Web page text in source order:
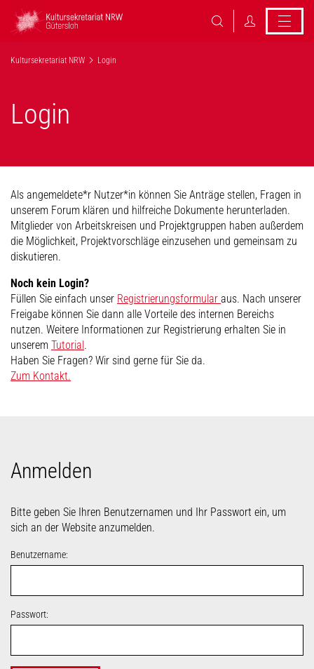
Kultursekretariat NRW Login
Login
Als angemeldete*r Nutzer*in können Sie Anträge stellen, Fragen in
unserem Forum klären und hilfreiche Dokumente herunterladen.
Mitglieder von Arbeitskreisen und Projektgruppen haben außerdem
die Möglichkeit, Projektvorschläge einzusehen und gemeinsam zu
diskutieren.
Noch kein Login?
Füllen Sie einfach unser Registrierungsformular aus. Nach unserer
Freigabe können Sie dann alle Vorteile des internen Bereichs
nutzen. Weitere Informationen zur Registrierung erhalten Sie in
unserem Tutorial.
Haben Sie Fragen? Wir sind gerne für Sie da.
Zum Kontakt.
Anmelden
Bitte geben Sie Ihren Benutzernamen und Ihr Passwort ein, um
sich an der Website anzumelden.
Benutzername:
Passwort: